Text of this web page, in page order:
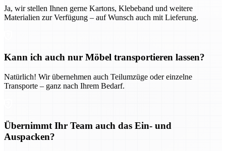
Ja, wir stellen Ihnen gerne Kartons, Klebeband und weitere
Materialien zur Verfügung – auf Wunsch auch mit Lieferung.
Kann ich auch nur Möbel transportieren lassen?
Natürlich! Wir übernehmen auch Teilumzüge oder einzelne
Transporte – ganz nach Ihrem Bedarf.
Übernimmt Ihr Team auch das Ein- und
Auspacken?